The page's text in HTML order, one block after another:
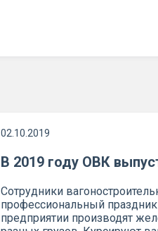
02.10.2019
В 2019 году ОВК
Сотрудники
профессиональный
предприятии производят